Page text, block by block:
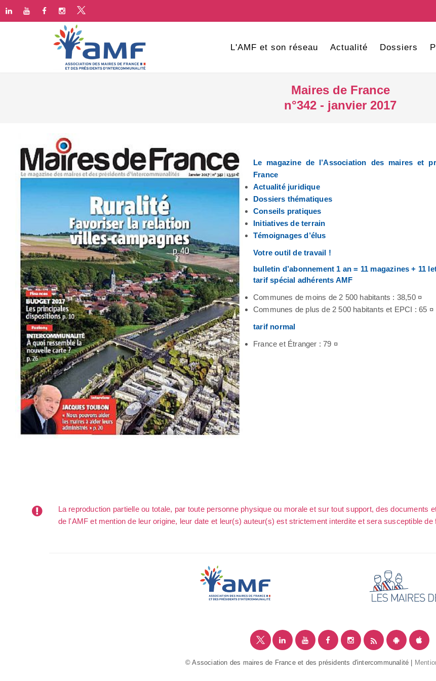
L'AMF et son réseau Actualité Dossiers
Maires de France
n°342 - janvier 2017
Le magazine de l’Association des maires et
France
Actualité juridique
Dossiers thématiques
Conseils pratiques
Initiatives de terrain
Témoignages d’élus
Votre outil de travail !
bulletin d’abonnement 1 an = 11 magazines + 11
tarif spécial adhérents AMF
Communes de moins de 2 500 habitants : 38,50 ¤
Communes de plus de 2 500 habitants et EPCI : 65 ¤
tarif normal
France et Étranger : 79 ¤
La reproduction partielle ou totale, par toute personne physique ou morale et sur tout support, des
de l'AMF et mention de leur origine, leur date et leur(s) auteur(s) est strictement interdite et sera susceptible de
© Association des maires de France et des présidents d'intercommunalité |